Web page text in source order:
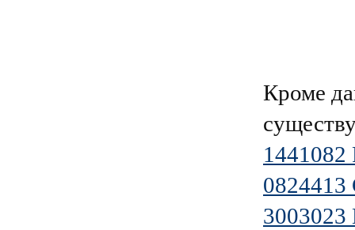
Кроме
0824413
3003023